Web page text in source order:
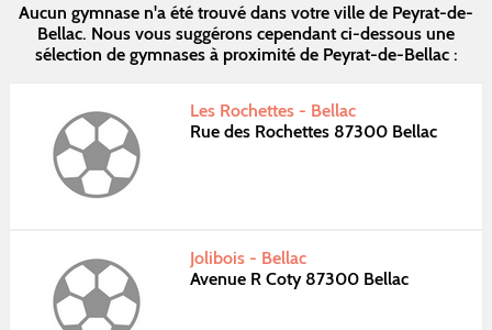
Aucun gymnase n'a été trouvé dans votre ville de Peyrat-de-
Bellac. Nous vous suggérons cependant ci-dessous une
sélection de gymnases à proximité de Peyrat-de-Bellac :
Les Rochettes - Bellac
Rue des Rochettes 87300 Bellac
Jolibois - Bellac
Avenue R Coty 87300 Bellac